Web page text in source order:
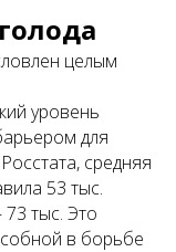
целым
уровень
для
средняя
53 тыс.
тыс. Это
в борьбе